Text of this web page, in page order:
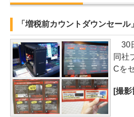
「増税前カウントダウンセール
30
同社
Cを
[撮